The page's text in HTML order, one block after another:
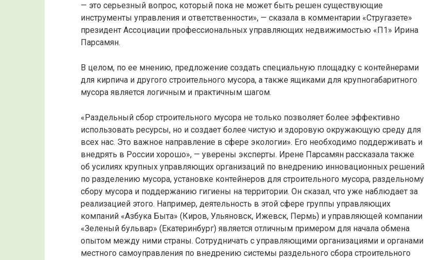
— это серьезный вопрос, который пока не может быть решен существующие
инструменты управления и ответственности», — сказала в комментарии «Стругазете»
президент Ассоциации профессиональных управляющих недвижимостью «П1» Ирина
Парсамян.
В целом, по ее мнению, предложение создать специальную площадку с контейнерами
для кирпича и другого строительного мусора, а также ящиками для крупногабаритного
мусора является логичным и практичным шагом.
«Раздельный сбор строительного мусора не только позволяет более эффективно
использовать ресурсы, но и создает более чистую и здоровую окружающую среду для
всех нас. Это важное направление в сфере экологии». Его необходимо поддерживать и
внедрять в России хорошо», — уверены эксперты. Ирене Парсамян рассказала также
об усилиях крупных управляющих организаций по внедрению инновационных решений
по разделению мусора, установке контейнеров для строительного мусора, раздельному
сбору мусора и поддержанию гигиены на территории. Он сказал, что уже наблюдает за
реализацией этого. Например, деятельность в этой сфере группы управляющих
компаний «Азбука Быта» (Киров, Ульяновск, Ижевск, Пермь) и управляющей компании
«Зеленый бульвар» (Екатеринбург) является отличным примером для начала обмена
опытом между ними страны. Сотрудничать с управляющими организациями и органами
местного самоуправления по внедрению системы раздельного сбора строительного